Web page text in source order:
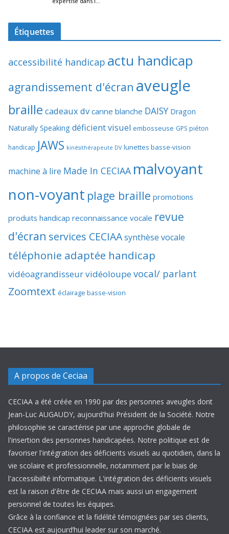
Étiquettes
accessibilité handicap actu handicap
agrandissement d'écran aveugle
braille cadeaux dv canne blanche DAISY Dragon
Naturally Speaking déficient visuel embosseuse GPS piéton
handicap JAWS kinésithérapeute DV lunettes basse-vision
machine à lire Made In CECIAA malvoyant
non-voyant plage braille promotions
produits handicap reconnaissance vocale revue
d'écran services CECIAAsynthèse vocale
téléphonie adaptée handicap
vidéoagrandisseurvidéoloupevocal/ parlant
Zoomtext éclairage basse-vision
A propos de Ceciaa
CECIAA a été créée en 1990 par des personnes aveugles dont
Jean-Luc AUGAUDY, aujourd'hui Président de la Société. Notre
philosophie se caractérise par une approche globale de
l'insertion des personnes handicapées. Notre politique est de
favoriser l'intégration des déficients visuels au quotidien, dans la
vie scolaire et professionnelle, notamment par le biais de
l'accessibiilté informatique. L'intégration des déficients visuels
est la raison d'être de CECIAA mais aussi un engagement
personnel de toutes les équipes.
Grâce à la confiance et la fidélité témoignées par ses clients,
CECIAA est aujourd’hui leader sur son marché.